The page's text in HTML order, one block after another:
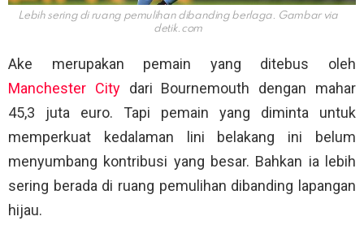
Lebih sering di ruang pemulihan dibanding berlaga. Gambar via
detik.com
Ake merupakan pemain yang ditebus oleh
Manchester Citydari Bournemouth dengan mahar
45,3 juta euro. Tapi pemain yang diminta untuk
memperkuat kedalaman lini belakang ini belum
menyumbang kontribusi yang besar. Bahkan ia lebih
sering berada di ruang pemulihan dibanding lapangan
hijau.